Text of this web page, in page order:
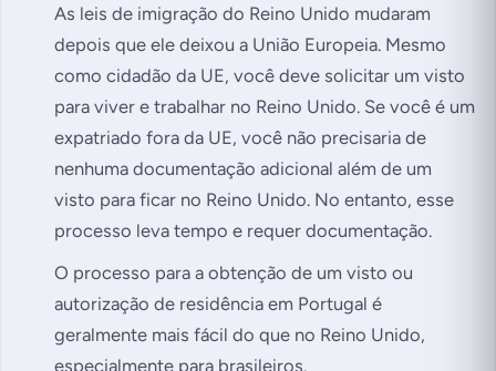
As leis de imigração do Reino Unido mudaram
depois que ele deixou a União Europeia. Mesmo
como cidadão da UE, você deve solicitar um visto
para viver e trabalhar no Reino Unido. Se você é um
expatriado fora da UE, você não precisaria de
nenhuma documentação adicional além de um
visto para ficar no Reino Unido. No entanto, esse
processo leva tempo e requer documentação.
O processo para a obtenção de um visto ou
autorização de residência em Portugal é
geralmente mais fácil do que no Reino Unido,
especialmente para brasileiros.